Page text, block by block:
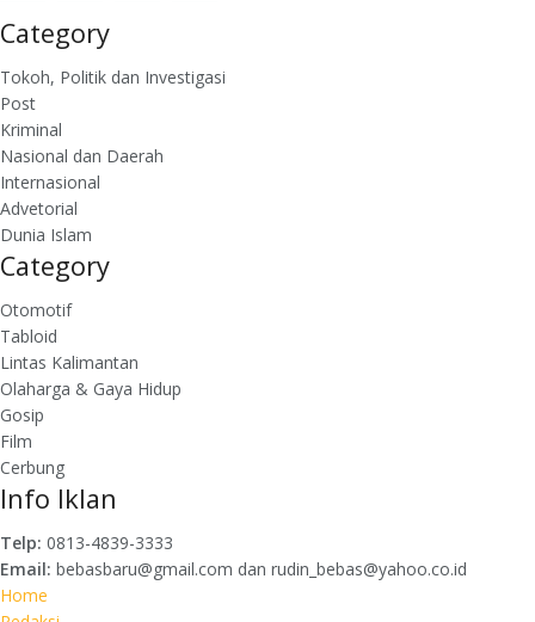
Category
Tokoh, Politik dan Investigasi
Post
Kriminal
Nasional dan Daerah
Internasional
Advetorial
Dunia Islam
Category
Otomotif
Tabloid
Lintas Kalimantan
Olaharga & Gaya Hidup
Gosip
Film
Cerbung
Info Iklan
Telp: 0813-4839-3333
Email: bebasbaru@gmail.com dan rudin_bebas@yahoo.co.id
Home